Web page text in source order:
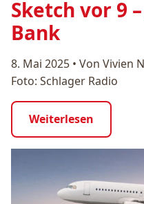
Sketch vor 9
Bank
8. Mai 2025 • Von Vivien
Foto: Schlager Radio
Weiterlesen